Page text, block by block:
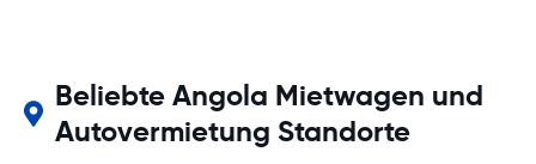
Beliebte Angola Mietwagen und
Autovermietung Standorte